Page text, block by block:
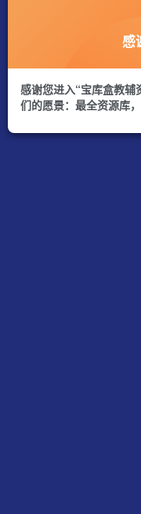
感
感谢您进入“宝库盒教
们的愿景：最全资源库